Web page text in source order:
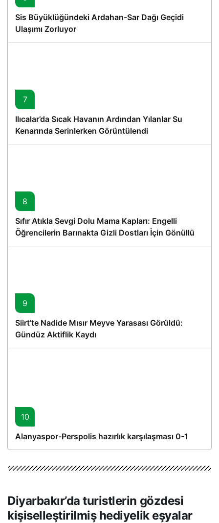
Sis Büyüklüğündeki Ardahan-Sar Dağı Geçidi
Ulaşımı Zorluyor
7
Ilıcalar’da Sıcak Havanın Ardından Yılanlar Su
Kenarında Serinlerken Görüntülendi
8
Sıfır Atıkla Sevgi Dolu Mama Kapları: Engelli
Öğrencilerin Barınakta Gizli Dostları İçin Gönüllü
Proje
9
Siirt’te Nadide Mısır Meyve Yarasası Görüldü:
Gündüz Aktiflik Kaydı
10
Alanyaspor-Perspolis hazırlık karşılaşması 0-1
Diyarbakır’da turistlerin gözdesi
kişiselleştirilmiş hediyelik eşyalar